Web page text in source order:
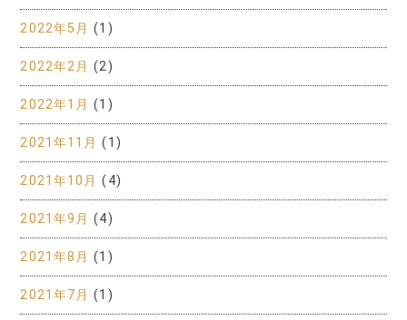
2022年5月 (1)
2022年2月 (2)
2022年1月 (1)
2021年11月 (1)
2021年10月 (4)
2021年9月 (4)
2021年8月 (1)
2021年7月 (1)